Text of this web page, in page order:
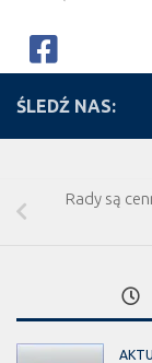
ŚLEDŹ NAS:
Rady są